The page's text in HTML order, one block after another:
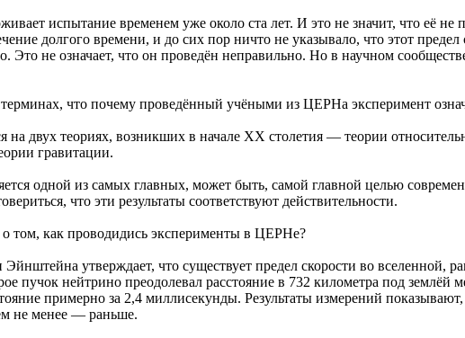
испытание временем уже около ста лет. И это не значит, что её
долгого времени, и до сих пор ничто не указывало, что этот
Это не означает, что он проведён неправильно. Но в научном
что почему проведённый учёными из ЦЕРНа эксперимент
на двух теориях, возникших в начале XX столетия — теории
гравитации.
одной из самых главных, может быть, самой главной целью
что эти результаты соответствуют действительности.
том, как проводидись эксперименты в ЦЕРНе?
утверждает, что существует предел скорости во вселенной,
пучок нейтрино преодолевал расстояние в 732 километра под
примерно за 2,4 миллисекунды. Результаты измерений
не менее — раньше.